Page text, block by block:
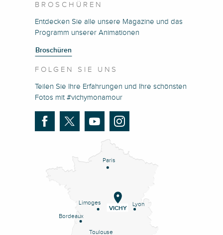
BROSCHÜREN
Entdecken Sie alle unsere Magazine und das
Programm unserer Animationen
Broschüren
FOLGEN SIE UNS
Teilen Sie Ihre Erfahrungen und Ihre schönsten
Fotos mit #vichymonamour
Paris
Lyon
Limoges
Bordeaux
Toulouse
VICHY